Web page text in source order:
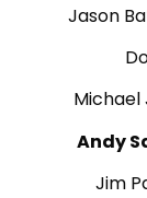
Jason
Michael
Andy
Jim